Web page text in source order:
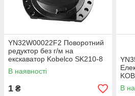
ED160BR-5) використовують
для зниження витрат палива та
Грейфери серії SC
крашери для демонтажу та
матеріалів.
Мобільні та стаціонарні
Дробарки для переробки
YN32W00022F2 Поворотний
редуктор без г/м на
екскаватор Kobelco SK210-8
В наявності
1 ₴
В